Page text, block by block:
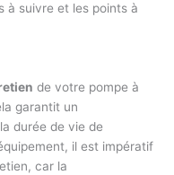
à suivre et les points à
de votre pompe à
garantit un
durée de vie de
il est impératif
car la